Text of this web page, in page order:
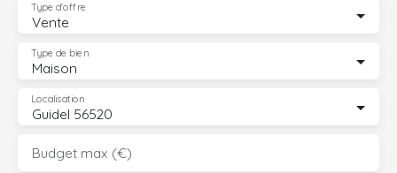
Vente
Type d'offre
Maison
Type de bien
Guidel 56520
Localisation
Budget max (€)